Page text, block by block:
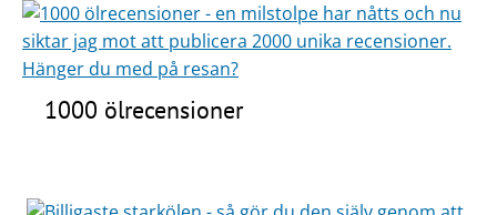
1000 ölrecensioner